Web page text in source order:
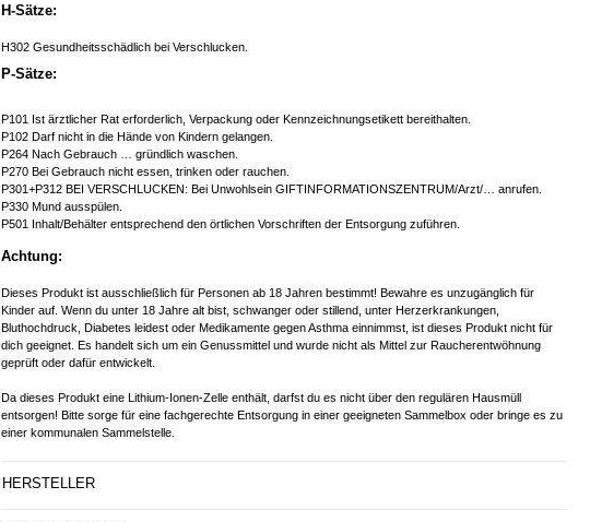
H-Sätze:
H302 Gesundheitsschädlich bei Verschlucken.
P-Sätze:
P101 Ist ärztlicher Rat erforderlich, Verpackung oder Kennzeichnungsetikett bereithalten.
P102 Darf nicht in die Hände von Kindern gelangen.
P264 Nach Gebrauch … gründlich waschen.
P270 Bei Gebrauch nicht essen, trinken oder rauchen.
P301+P312 BEI VERSCHLUCKEN: Bei Unwohlsein GIFTINFORMATIONSZENTRUM/Arzt/… anrufen.
P330 Mund ausspülen.
P501 Inhalt/Behälter entsprechend den örtlichen Vorschriften der Entsorgung zuführen.
Achtung:
Dieses Produkt ist ausschließlich für Personen ab 18 Jahren bestimmt! Bewahre es unzugänglich für
Kinder auf. Wenn du unter 18 Jahre alt bist, schwanger oder stillend, unter Herzerkrankungen,
Bluthochdruck, Diabetes leidest oder Medikamente gegen Asthma einnimmst, ist dieses Produkt nicht für
dich geeignet. Es handelt sich um ein Genussmittel und wurde nicht als Mittel zur Raucherentwöhnung
geprüft oder dafür entwickelt.
Da dieses Produkt eine Lithium-Ionen-Zelle enthält, darfst du es nicht über den regulären Hausmüll
entsorgen! Bitte sorge für eine fachgerechte Entsorgung in einer geeigneten Sammelbox oder bringe es zu
einer kommunalen Sammelstelle.
HERSTELLER